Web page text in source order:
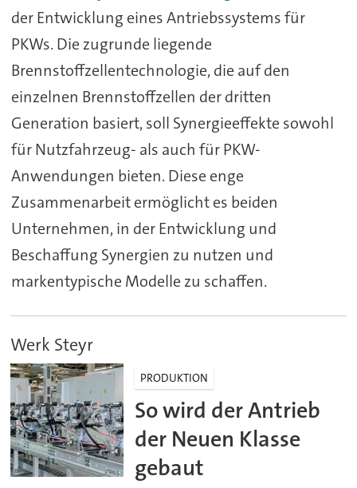
der Entwicklung eines Antriebssystems für
PKWs. Die zugrunde liegende
Brennstoffzellentechnologie, die auf den
einzelnen Brennstoffzellen der dritten
Generation basiert, soll Synergieeffekte sowohl
für Nutzfahrzeug- als auch für PKW-
Anwendungen bieten. Diese enge
Zusammenarbeit ermöglicht es beiden
Unternehmen, in der Entwicklung und
Beschaffung Synergien zu nutzen und
markentypische Modelle zu schaffen.
Werk Steyr
PRODUKTION
So wird der Antrieb
der Neuen Klasse
gebaut